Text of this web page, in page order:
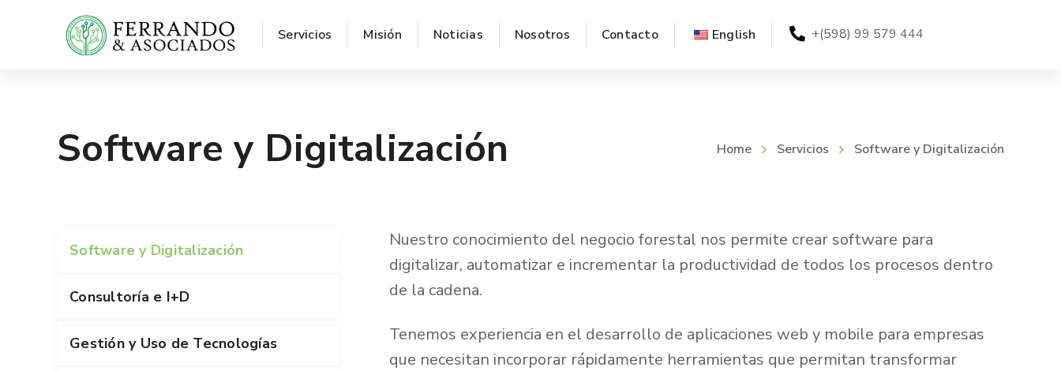
Servicios Misión Noticias Nosotros Contacto English +(598) 99 579 444
Software y Digitalización Home Servicios Software y Digitalización
Software y Digitalización
Consultoría e I+D
Gestión y Uso de Tecnologías
Nuestro conocimiento del negocio forestal nos permite crear software para
digitalizar, automatizar e incrementar la productividad de todos los procesos dentro
de la cadena.
Tenemos experiencia en el desarrollo de aplicaciones web y mobile para empresas
que necesitan incorporar rápidamente herramientas que permitan transformar